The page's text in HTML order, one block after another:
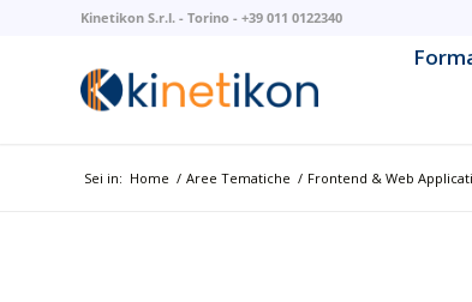
Kinetikon S.r.l. - Torino - +39 011 0122340
Sei in: Home / Aree Tematiche / Frontend & Web